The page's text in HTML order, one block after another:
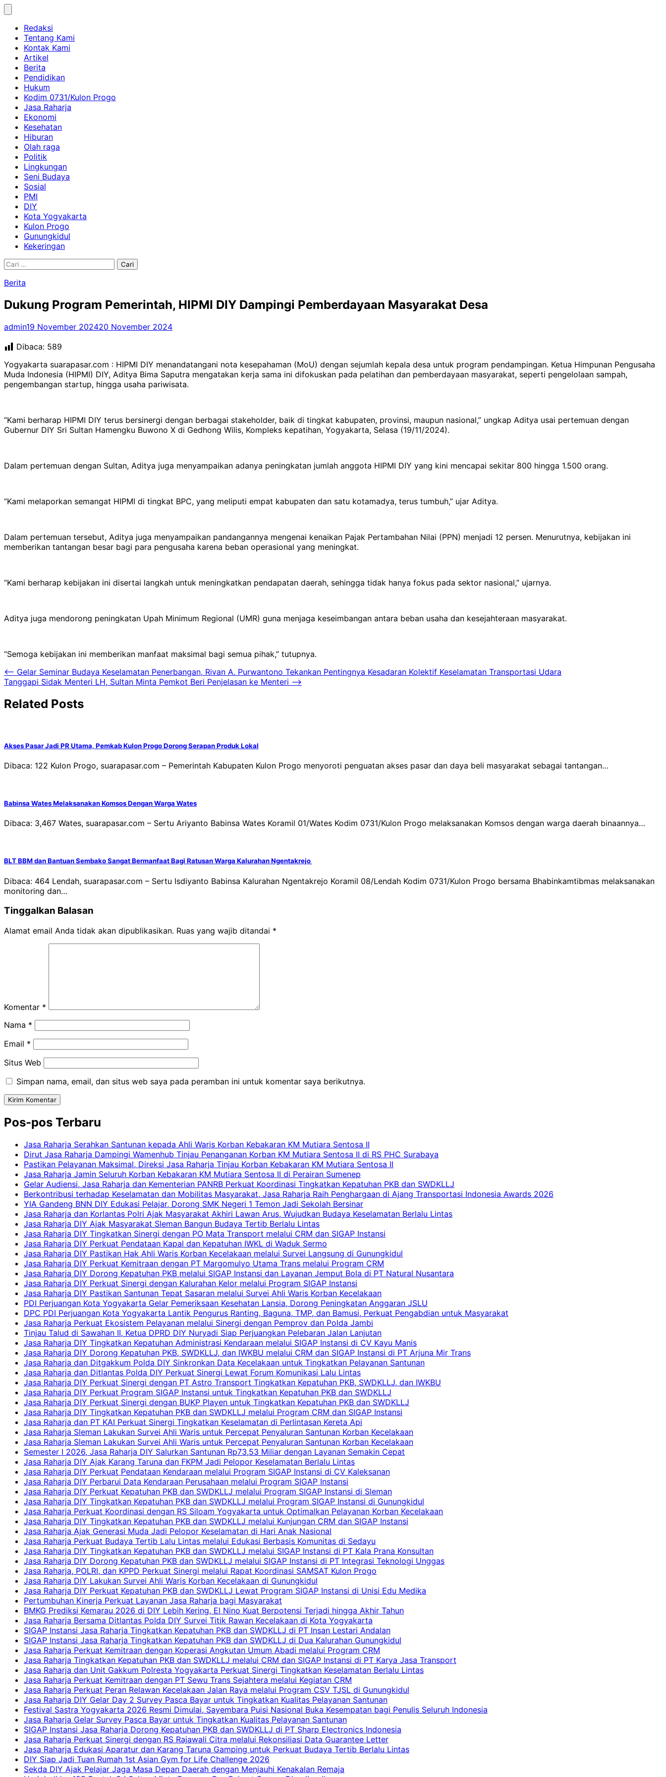
Skip
contentRedaksi
Tentang Kami
Kontak Kami
Artikel
Berita
Pendidikan
Hukum
Kodim 0731/Kulon Progo
Jasa Raharja
Ekonomi
Kesehatan
Hiburan
Olah raga
Politik
Lingkungan
Seni Budaya
Sosial
PMI
DIY
Kota Yogyakarta
Kulon Progo
Gunungkidul
Kekeringan
Cari
Berita
Dukung Program Pemerintah, HIPMI DIY Dampingi Pemberdayaan Masyarakat Desa
admin19 November 202420 November 2024
Dibaca: 589
Yogyakarta suarapasar.com : HIPMI DIY menandatangani nota kesepahaman (MoU) dengan sejumlah kepala desa untuk program pendampingan. Ketua Himpunan Pengusaha
Muda Indonesia (HIPMI) DIY, Aditya Bima Saputra mengatakan kerja sama ini difokuskan pada pelatihan dan pemberdayaan masyarakat, seperti pengelolaan sampah,
pengembangan startup, hingga usaha pariwisata.
“Kami berharap HIPMI DIY terus bersinergi dengan berbagai stakeholder, baik di tingkat kabupaten, provinsi, maupun nasional,” ungkap Aditya usai pertemuan dengan
Gubernur DIY Sri Sultan Hamengku Buwono X di Gedhong Wilis, Kompleks kepatihan, Yogyakarta, Selasa (19/11/2024).
Dalam pertemuan dengan Sultan, Aditya juga menyampaikan adanya peningkatan jumlah anggota HIPMI DIY yang kini mencapai sekitar 800 hingga 1.500 orang.
“Kami melaporkan semangat HIPMI di tingkat BPC, yang meliputi empat kabupaten dan satu kotamadya, terus tumbuh,” ujar Aditya.
Dalam pertemuan tersebut, Aditya juga menyampaikan pandangannya mengenai kenaikan Pajak Pertambahan Nilai (PPN) menjadi 12 persen. Menurutnya, kebijakan ini
memberikan tantangan besar bagi para pengusaha karena beban operasional yang meningkat.
“Kami berharap kebijakan ini disertai langkah untuk meningkatkan pendapatan daerah, sehingga tidak hanya fokus pada sektor nasional,” ujarnya.
Aditya juga mendorong peningkatan Upah Minimum Regional (UMR) guna menjaga keseimbangan antara beban usaha dan kesejahteraan masyarakat.
“Semoga kebijakan ini memberikan manfaat maksimal bagi semua pihak,” tutupnya.
Navigasi
pos
⟵ Gelar Seminar Budaya Keselamatan Penerbangan, Rivan A. Purwantono Tekankan Pentingnya Kesadaran Kolektif Keselamatan Transportasi Udara
Tanggapi Sidak Menteri LH, Sultan Minta Pemkot Beri Penjelasan ke Menteri ⟶
Related Posts
Akses Pasar Jadi PR Utama, Pemkab Kulon Progo Dorong Serapan Produk Lokal
Dibaca: 122 Kulon Progo, suarapasar.com – Pemerintah Kabupaten Kulon Progo menyoroti penguatan akses pasar dan daya beli masyarakat sebagai tantangan…
Babinsa Wates Melaksanakan Komsos Dengan Warga Wates
Dibaca: 3,467 Wates, suarapasar.com – Sertu Ariyanto Babinsa Wates Koramil 01/Wates Kodim 0731/Kulon Progo melaksanakan Komsos dengan warga daerah binaannya…
BLT BBM dan Bantuan Sembako Sangat Bermanfaat Bagi Ratusan Warga Kalurahan Ngentakrejo
Dibaca: 464 Lendah, suarapasar.com – Sertu Isdiyanto Babinsa Kalurahan Ngentakrejo Koramil 08/Lendah Kodim 0731/Kulon Progo bersama Bhabinkamtibmas melaksanakan
monitoring dan…
Tinggalkan Balasan
Alamat email Anda tidak akan dipublikasikan. Ruas yang wajib ditandai *
Komentar *
Nama *
Email *
Situs Web
Simpan nama, email, dan situs web saya pada peramban ini untuk komentar saya berikutnya.
Pos-pos Terbaru
Jasa Raharja Serahkan Santunan kepada Ahli Waris Korban Kebakaran KM Mutiara Sentosa II
Dirut Jasa Raharja Dampingi Wamenhub Tinjau Penanganan Korban KM Mutiara Sentosa II di RS PHC Surabaya
Pastikan Pelayanan Maksimal, Direksi Jasa Raharja Tinjau Korban Kebakaran KM Mutiara Sentosa II
Jasa Raharja Jamin Seluruh Korban Kebakaran KM Mutiara Sentosa II di Perairan Sumenep
Gelar Audiensi, Jasa Raharja dan Kementerian PANRB Perkuat Koordinasi Tingkatkan Kepatuhan PKB dan SWDKLLJ
Berkontribusi terhadap Keselamatan dan Mobilitas Masyarakat, Jasa Raharja Raih Penghargaan di Ajang Transportasi Indonesia Awards 2026
YIA Gandeng BNN DIY Edukasi Pelajar, Dorong SMK Negeri 1 Temon Jadi Sekolah Bersinar
Jasa Raharja dan Korlantas Polri Ajak Masyarakat Akhiri Lawan Arus, Wujudkan Budaya Keselamatan Berlalu Lintas
Jasa Raharja DIY Ajak Masyarakat Sleman Bangun Budaya Tertib Berlalu Lintas
Jasa Raharja DIY Tingkatkan Sinergi dengan PO Mata Transport melalui CRM dan SIGAP Instansi
Jasa Raharja DIY Perkuat Pendataan Kapal dan Kepatuhan IWKL di Waduk Sermo
Jasa Raharja DIY Pastikan Hak Ahli Waris Korban Kecelakaan melalui Survei Langsung di Gunungkidul
Jasa Raharja DIY Perkuat Kemitraan dengan PT Margomulyo Utama Trans melalui Program CRM
Jasa Raharja DIY Dorong Kepatuhan PKB melalui SIGAP Instansi dan Layanan Jemput Bola di PT Natural Nusantara
Jasa Raharja DIY Perkuat Sinergi dengan Kalurahan Kelor melalui Program SIGAP Instansi
Jasa Raharja DIY Pastikan Santunan Tepat Sasaran melalui Survei Ahli Waris Korban Kecelakaan
PDI Perjuangan Kota Yogyakarta Gelar Pemeriksaan Kesehatan Lansia, Dorong Peningkatan Anggaran JSLU
DPC PDI Perjuangan Kota Yogyakarta Lantik Pengurus Ranting, Baguna, TMP, dan Bamusi, Perkuat Pengabdian untuk Masyarakat
Jasa Raharja Perkuat Ekosistem Pelayanan melalui Sinergi dengan Pemprov dan Polda Jambi
Tinjau Talud di Sawahan II, Ketua DPRD DIY Nuryadi Siap Perjuangkan Pelebaran Jalan Lanjutan
Jasa Raharja DIY Tingkatkan Kepatuhan Administrasi Kendaraan melalui SIGAP Instansi di CV Kayu Manis
Jasa Raharja DIY Dorong Kepatuhan PKB, SWDKLLJ, dan IWKBU melalui CRM dan SIGAP Instansi di PT Arjuna Mir Trans
Jasa Raharja dan Ditgakkum Polda DIY Sinkronkan Data Kecelakaan untuk Tingkatkan Pelayanan Santunan
Jasa Raharja dan Ditlantas Polda DIY Perkuat Sinergi Lewat Forum Komunikasi Lalu Lintas
Jasa Raharja DIY Perkuat Sinergi dengan PT Astro Transport Tingkatkan Kepatuhan PKB, SWDKLLJ, dan IWKBU
Jasa Raharja DIY Perkuat Program SIGAP Instansi untuk Tingkatkan Kepatuhan PKB dan SWDKLLJ
Jasa Raharja DIY Perkuat Sinergi dengan BUKP Playen untuk Tingkatkan Kepatuhan PKB dan SWDKLLJ
Jasa Raharja DIY Tingkatkan Kepatuhan PKB dan SWDKLLJ melalui Program CRM dan SIGAP Instansi
Jasa Raharja dan PT KAI Perkuat Sinergi Tingkatkan Keselamatan di Perlintasan Kereta Api
Jasa Raharja Sleman Lakukan Survei Ahli Waris untuk Percepat Penyaluran Santunan Korban Kecelakaan
Jasa Raharja Sleman Lakukan Survei Ahli Waris untuk Percepat Penyaluran Santunan Korban Kecelakaan
Semester I 2026, Jasa Raharja DIY Salurkan Santunan Rp73,53 Miliar dengan Layanan Semakin Cepat
Jasa Raharja DIY Ajak Karang Taruna dan FKPM Jadi Pelopor Keselamatan Berlalu Lintas
Jasa Raharja DIY Perkuat Pendataan Kendaraan melalui Program SIGAP Instansi di CV Kaleksanan
Jasa Raharja DIY Perbarui Data Kendaraan Perusahaan melalui Program SIGAP Instansi
Jasa Raharja DIY Perkuat Kepatuhan PKB dan SWDKLLJ melalui Program SIGAP Instansi di Sleman
Jasa Raharja DIY Tingkatkan Kepatuhan PKB dan SWDKLLJ melalui Program SIGAP Instansi di Gunungkidul
Jasa Raharja Perkuat Koordinasi dengan RS Siloam Yogyakarta untuk Optimalkan Pelayanan Korban Kecelakaan
Jasa Raharja DIY Tingkatkan Kepatuhan PKB dan SWDKLLJ melalui Kunjungan CRM dan SIGAP Instansi
Jasa Raharja Ajak Generasi Muda Jadi Pelopor Keselamatan di Hari Anak Nasional
Jasa Raharja Perkuat Budaya Tertib Lalu Lintas melalui Edukasi Berbasis Komunitas di Sedayu
Jasa Raharja DIY Tingkatkan Kepatuhan PKB dan SWDKLLJ melalui SIGAP Instansi di PT Kala Prana Konsultan
Jasa Raharja DIY Dorong Kepatuhan PKB dan SWDKLLJ melalui SIGAP Instansi di PT Integrasi Teknologi Unggas
Jasa Raharja, POLRI, dan KPPD Perkuat Sinergi melalui Rapat Koordinasi SAMSAT Kulon Progo
Jasa Raharja DIY Lakukan Survei Ahli Waris Korban Kecelakaan di Gunungkidul
Jasa Raharja DIY Perkuat Kepatuhan PKB dan SWDKLLJ Lewat Program SIGAP Instansi di Unisi Edu Medika
Pertumbuhan Kinerja Perkuat Layanan Jasa Raharja bagi Masyarakat
BMKG Prediksi Kemarau 2026 di DIY Lebih Kering, El Nino Kuat Berpotensi Terjadi hingga Akhir Tahun
Jasa Raharja Bersama Ditlantas Polda DIY Survei Titik Rawan Kecelakaan di Kota Yogyakarta
SIGAP Instansi Jasa Raharja Tingkatkan Kepatuhan PKB dan SWDKLLJ di PT Insan Lestari Andalan
SIGAP Instansi Jasa Raharja Tingkatkan Kepatuhan PKB dan SWDKLLJ di Dua Kalurahan Gunungkidul
Jasa Raharja Perkuat Kemitraan dengan Koperasi Angkutan Umum Abadi melalui Program CRM
Jasa Raharja Tingkatkan Kepatuhan PKB dan SWDKLLJ melalui CRM dan SIGAP Instansi di PT Karya Jasa Transport
Jasa Raharja dan Unit Gakkum Polresta Yogyakarta Perkuat Sinergi Tingkatkan Keselamatan Berlalu Lintas
Jasa Raharja Perkuat Kemitraan dengan PT Sewu Trans Sejahtera melalui Kegiatan CRM
Jasa Raharja Perkuat Peran Relawan Kecelakaan Jalan Raya melalui Program CSV TJSL di Gunungkidul
Jasa Raharja DIY Gelar Day 2 Survey Pasca Bayar untuk Tingkatkan Kualitas Pelayanan Santunan
Festival Sastra Yogyakarta 2026 Resmi Dimulai, Sayembara Puisi Nasional Buka Kesempatan bagi Penulis Seluruh Indonesia
Jasa Raharja Gelar Survey Pasca Bayar untuk Tingkatkan Kualitas Pelayanan Santunan
SIGAP Instansi Jasa Raharja Dorong Kepatuhan PKB dan SWDKLLJ di PT Sharp Electronics Indonesia
Jasa Raharja Perkuat Sinergi dengan RS Rajawali Citra melalui Rekonsiliasi Data Guarantee Letter
Jasa Raharja Edukasi Aparatur dan Karang Taruna Gamping untuk Perkuat Budaya Tertib Berlalu Lintas
DIY Siap Jadi Tuan Rumah 1st Asian Gym for Life Challenge 2026
Sekda DIY Ajak Pelajar Jaga Masa Depan Daerah dengan Menjauhi Kenakalan Remaja